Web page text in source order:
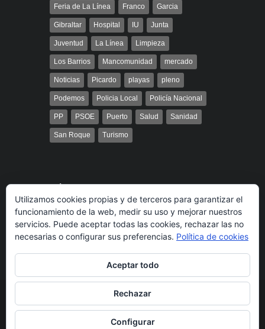
Feria de La Línea Franco Garcia
Gibraltar Hospital IU Junta
Juventud La Línea Limpieza
Los Barrios Mancomunidad mercado
Noticias Picardo playas pleno
Podemos Policia Local Policía Nacional
PP PSOE Puerto Salud Sanidad
San Roque Turismo
Búsqueda
© 2014 Radio Bahía Gibraltar desarrollado por
Media&Web
Política de cookies
Utilizamos cookies propias y de terceros para garantizar el
funcionamiento de la web, medir su uso y mejorar nuestros
servicios. Puede aceptar todas las cookies, rechazar las no
necesarias o configurar sus preferencias. Política de cookies
Aceptar todo
Rechazar
Configurar